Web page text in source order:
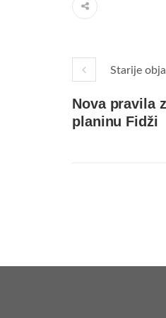
Starije
Nova pravila
planinu Fidži